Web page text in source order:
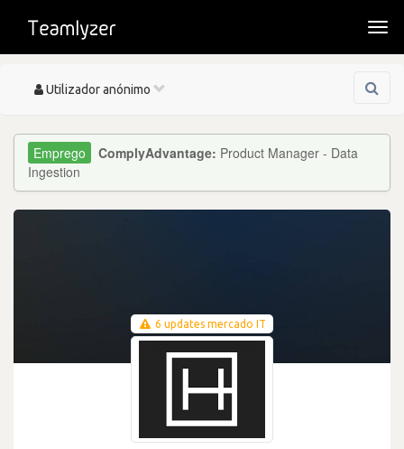
Toggle
Utilizador anónimo
ComplyAdvantage: Product Manager - Data
Ingestion
6 updates mercado IT